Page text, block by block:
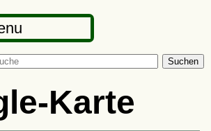
Suchen
Karte